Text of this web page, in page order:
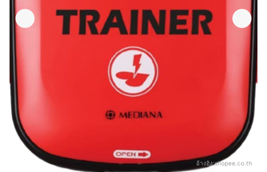
อ้างอิง:shopee.co.th